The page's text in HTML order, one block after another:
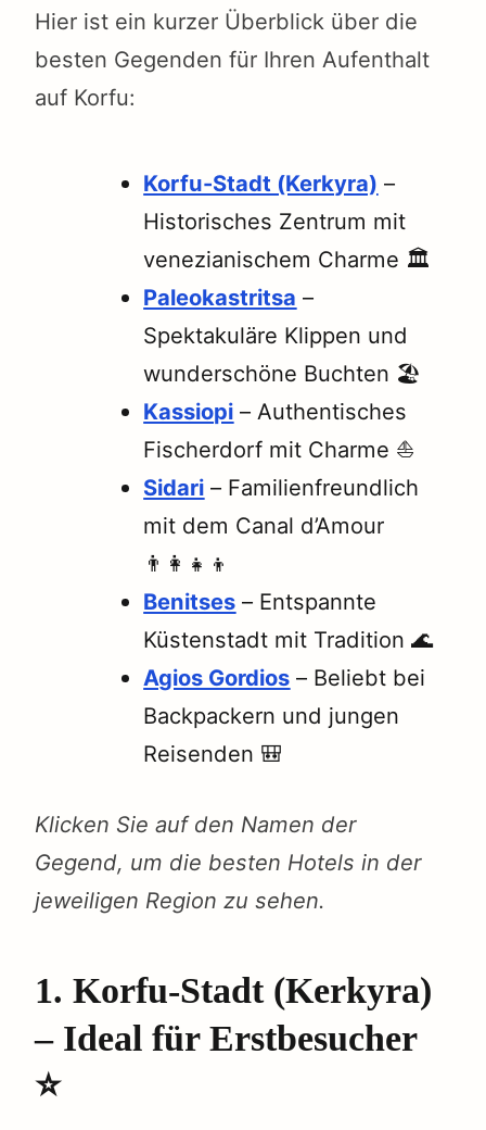
Hier ist ein kurzer Überblick über die
besten Gegenden für Ihren Aufenthalt
auf Korfu:
Korfu-Stadt (Kerkyra) –
Historisches Zentrum mit
venezianischem Charme 🏛️
Paleokastritsa –
Spektakuläre Klippen und
wunderschöne Buchten 🏖️
Kassiopi – Authentisches
Fischerdorf mit Charme ⛵
Sidari – Familienfreundlich
mit dem Canal d’Amour
👨‍👩‍👧‍👦
Benitses – Entspannte
Küstenstadt mit Tradition 🌊
Agios Gordios – Beliebt bei
Backpackern und jungen
Reisenden 🎒
Klicken Sie auf den Namen der
Gegend, um die besten Hotels in der
jeweiligen Region zu sehen.
1. Korfu-Stadt (Kerkyra)
– Ideal für Erstbesucher
⭐️